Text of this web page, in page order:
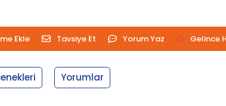
Ekle Tavsiye Et Yorum Yaz Gelince
Yorumlar